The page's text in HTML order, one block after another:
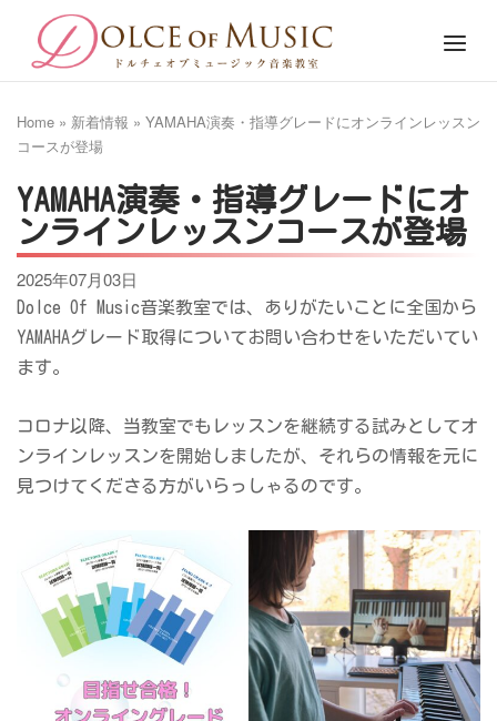
content
Home
Menu
Home » 新着情報 » YAMAHA演奏・指導グレードにオンラインレッスン
コースが登場
YAMAHA演奏・指導グレードにオ
ンラインレッスンコースが登場
2025年07月03日
Dolce Of Music音楽教室では、ありがたいことに全国から
YAMAHAグレード取得についてお問い合わせをいただいてい
ます。
コロナ以降、当教室でもレッスンを継続する試みとしてオ
ンラインレッスンを開始しましたが、それらの情報を元に
見つけてくださる方がいらっしゃるのです。